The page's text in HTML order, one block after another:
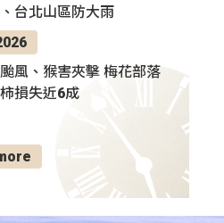
台北山區防大雨
風、猴害夾擊 梅花部落
損失近6成